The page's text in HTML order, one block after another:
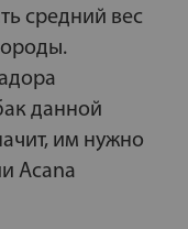
средний вес
данной
им нужно
Acana